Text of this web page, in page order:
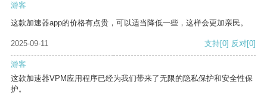
游客
这款加速器app的价格有点贵，可以适当降低一些，这样会更加亲民。
2025-09-11 支持[0] 反对[0]
游客
这款加速器VPM应用程序已经为我们带来了无限的隐私保护和安全性保
护。